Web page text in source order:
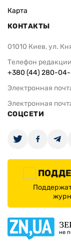
Карта
КОНТАКТЫ
01010 Киев, ул.
Телефон
+380 (44) 280-
Электронная
Электронная
СОЦСЕТИ
не